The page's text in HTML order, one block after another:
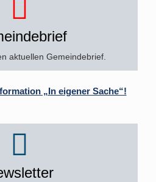
aktuellen Gemeindebrief.
„In eigener Sache“!